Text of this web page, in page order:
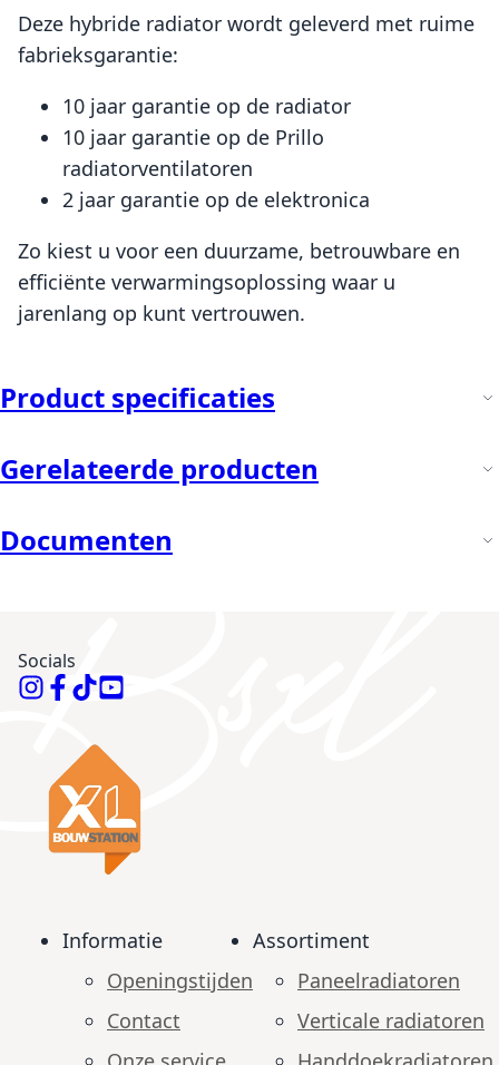
Deze hybride radiator wordt geleverd met ruime
fabrieksgarantie:
10 jaar garantie op de radiator
10 jaar garantie op de Prillo
radiatorventilatoren
2 jaar garantie op de elektronica
Zo kiest u voor een duurzame, betrouwbare en
efficiënte verwarmingsoplossing waar u
jarenlang op kunt vertrouwen.
Product specificaties
Gerelateerde producten
Documenten
Socials
Informatie
Openingstijden
Contact
Assortiment
Paneelradiatoren
Verticale radiatoren